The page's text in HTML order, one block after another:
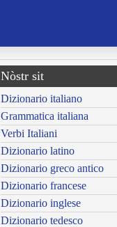
Nòstr sit
Dizionario italiano
Grammatica italiana
Verbi Italiani
Dizionario latino
Dizionario greco antico
Dizionario francese
Dizionario inglese
Dizionario tedesco